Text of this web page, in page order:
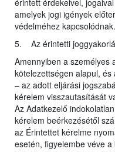
érintett érdekeivel,
amelyek jogi igények
védelméhez kapcsolódnak.
5. Az érintetti
Amennyiben a személyes
kötelezettségen alapul,
– az adott eljárási
kérelem visszautasítását
Az Adatkezelő
kérelem beérkezésétől
az Érintettet kérelme
esetén, figyelembe véve